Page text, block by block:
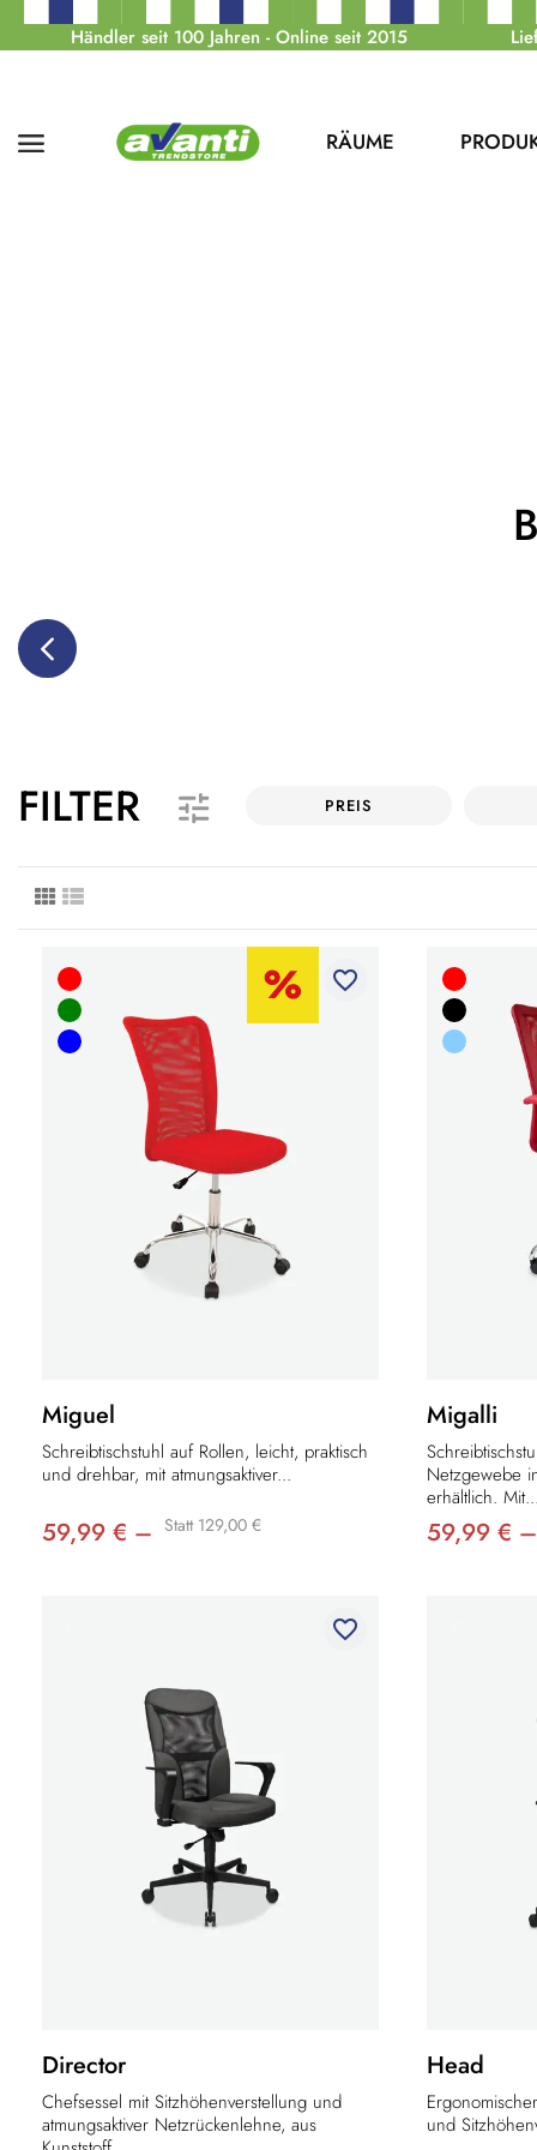
Händler seit 100 Jahren - Online seit 2015
RÄUME
PREIS
FILTER
favorite_border
Miguel
Schreibtischstuhl auf Rollen, leicht, praktisch
und drehbar, mit atmungsaktiver...
59,99 € – Statt 129,00 €
Migalli
Netzgewebe
erhältlich.
59,99 € –
favorite_border
Director
Chefsessel mit Sitzhöhenverstellung und
atmungsaktiver Netzrückenlehne, aus
Head
und